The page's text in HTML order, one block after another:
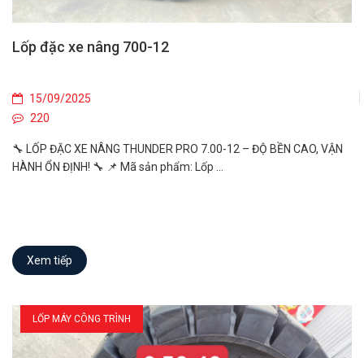
Lốp đặc xe nâng 700-12
15/09/2025
220
🔧 LỐP ĐẶC XE NÂNG THUNDER PRO 7.00-12 – ĐỘ BỀN CAO, VẬN
HÀNH ỔN ĐỊNH! 🔧 📌 Mã sản phẩm: Lốp ...
Xem tiếp
LỐP MÁY CÔNG TRÌNH